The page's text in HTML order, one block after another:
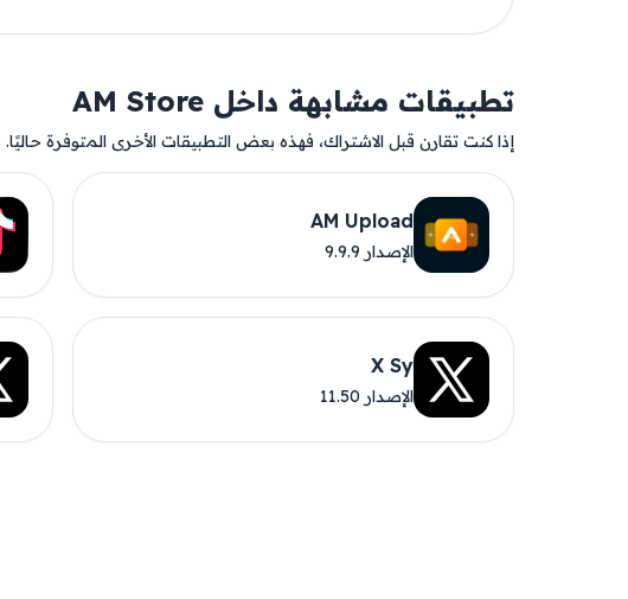
تطبيقات مشابهة داخل AM Store
إذا كنت تقارن قبل الاشتراك، فهذه بعض التطبيقات الأخرى المتوفرة حاليًا.
AM Upload
الإصدار 9.9.9
X Sy
الإصدار 11.50